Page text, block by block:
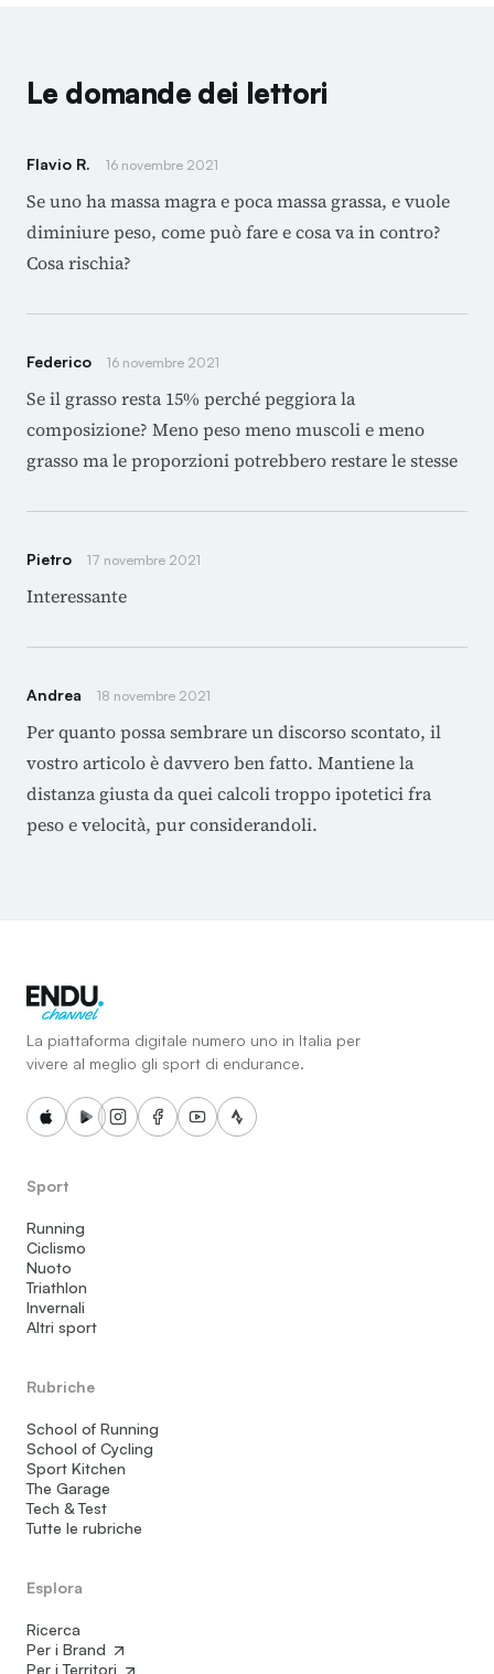
Le domande dei lettori
Flavio R. 16 novembre 2021
Se uno ha massa magra e poca massa grassa, e vuole
diminiure peso, come può fare e cosa va in contro?
Cosa rischia?
Federico 16 novembre 2021
Se il grasso resta 15% perché peggiora la
composizione? Meno peso meno muscoli e meno
grasso ma le proporzioni potrebbero restare le stesse
Pietro 17 novembre 2021
Interessante
Andrea 18 novembre 2021
Per quanto possa sembrare un discorso scontato, il
vostro articolo è davvero ben fatto. Mantiene la
distanza giusta da quei calcoli troppo ipotetici fra
peso e velocità, pur considerandoli.
La piattaforma digitale numero uno in Italia per
vivere al meglio gli sport di endurance.
Sport
Running
Ciclismo
Nuoto
Triathlon
Invernali
Altri sport
Rubriche
School of Running
School of Cycling
Sport Kitchen
The Garage
Tech & Test
Tutte le rubriche
Esplora
Ricerca
Per i Brand
Per i Territori